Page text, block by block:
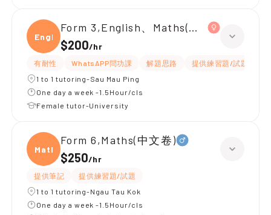
Engli
Form 3,English、Maths(英文卷)
$200/hr
有耐性 WhatsAPP問功課 解題思路
提供練習題/試題
1 to 1 tutoring-Sau Mau Ping
One day a week -1.5Hour/cls
Female tutor-University
Maths
Form 6,Maths(中文卷)
$250/hr
提供筆記
提供練習題/試題
1 to 1 tutoring-Ngau Tau Kok
One day a week -1.5Hour/cls